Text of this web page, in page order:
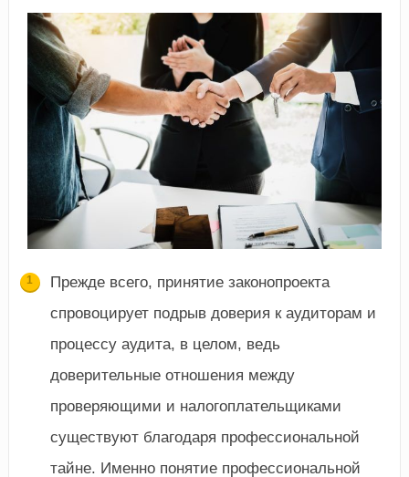
Прежде всего, принятие законопроекта
спровоцирует подрыв доверия к аудиторам и
процессу аудита, в целом, ведь
доверительные отношения между
проверяющими и налогоплательщиками
существуют благодаря профессиональной
тайне. Именно понятие профессиональной